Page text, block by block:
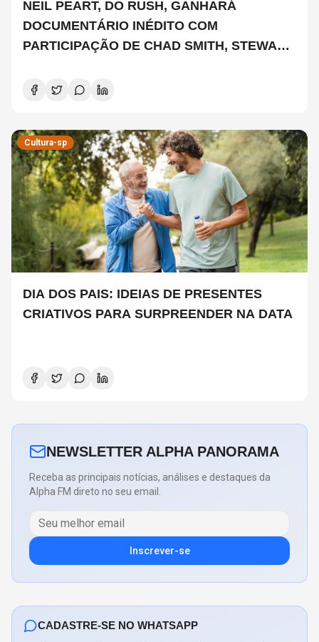
NEIL PEART, DO RUSH, GANHARÁ
DOCUMENTÁRIO INÉDITO COM
PARTICIPAÇÃO DE CHAD SMITH, STEWART
Cultura-sp
DIA DOS PAIS: IDEIAS DE PRESENTES
CRIATIVOS PARA SURPREENDER NA DATA
NEWSLETTER ALPHA PANORAMA
Receba as principais notícias, análises e destaques da
Alpha FM direto no seu email.
Inscrever-se
CADASTRE-SE NO WHATSAPP